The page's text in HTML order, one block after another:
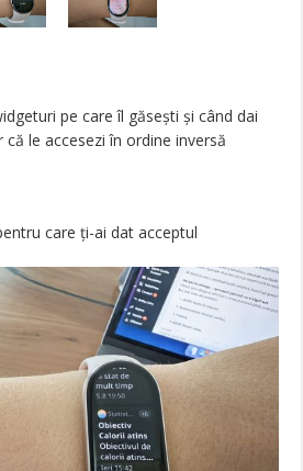
pe care îl găsești și când dai
le accesezi în ordine inversă
care ți-ai dat acceptul